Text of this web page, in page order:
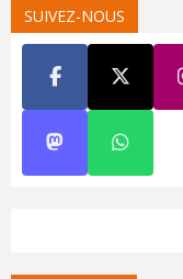
SUIVEZ-NOUS